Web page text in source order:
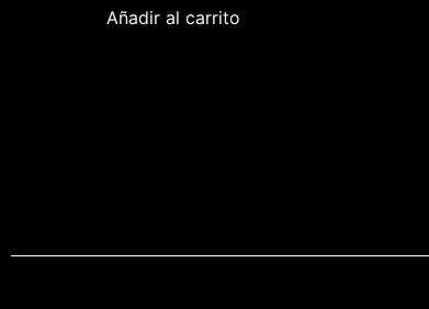
Añadir al carrito